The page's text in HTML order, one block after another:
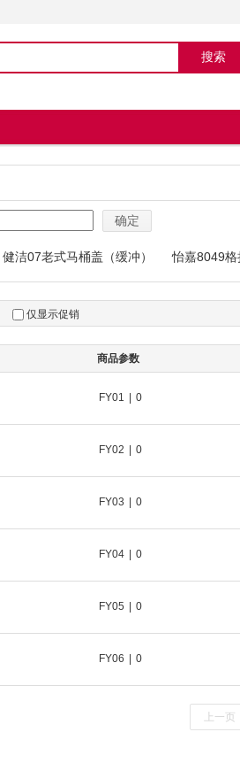
确定
健洁07老式马桶盖（缓冲） 怡嘉8049格
仅显示促销
商品参数
FY01 0
FY02 0
FY03 0
FY04 0
FY05 0
FY06 0
上一页